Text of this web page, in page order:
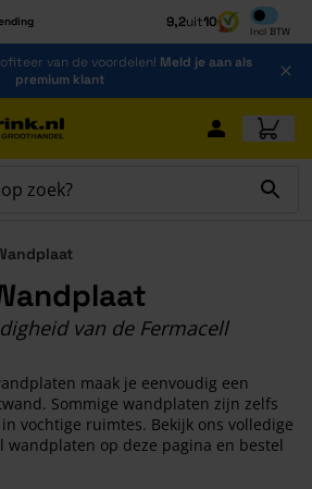
9,2uit10
Incl BTW
Inclusief
van de voordelen! Meld je aan als
premium klant
van de Fermacell
maak je eenvoudig een
Sommige wandplaten zijn zelfs
vochtige ruimtes. Bekijk ons volledige
wandplaten op deze pagina en bestel